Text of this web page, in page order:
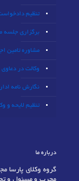
تنظیم
برگزاری
مشاوره تامین
وکالت در دعاوی
نگارش نامه
تنظیم لایحه و
درباره ما
گروه وکلای پارسا